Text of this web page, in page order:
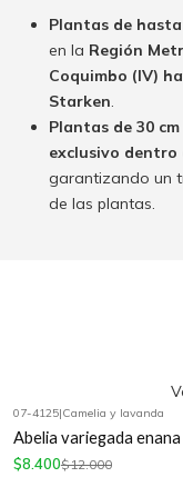
Plantas de
en la Región
Coquimbo (IV)
Starken.
Plantas de 30
exclusivo
garantizando un
de las plantas.
-30%
OFF
07-4125|Camelia y lavanda
Abelia variegada enana
$8.400$12.000